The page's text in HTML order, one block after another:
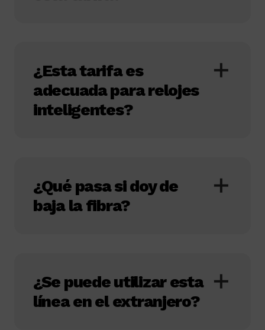
¿Esta tarifa es
adecuada para relojes
inteligentes?
¿Qué pasa si doy de
baja la fibra?
¿Se puede utilizar esta
línea en el extranjero?